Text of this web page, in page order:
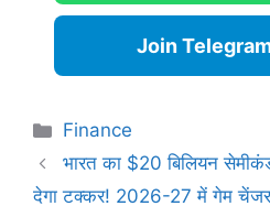
Join
Categories
Finance
भारत का $20 बिलियन
देगा टक्कर! 2026-27 में गेम चेंजर